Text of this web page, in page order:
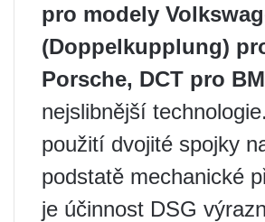
pro modely
(Doppelkupplung)
Porsche, DCT pro
nejslibnější
použití dvojité spojky
podstatě mechanické
je účinnost DSG